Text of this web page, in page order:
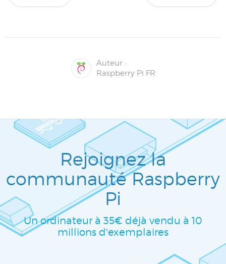
Auteur :
Raspberry Pi FR
Rejoignez la
communauté Raspberry
Pi
Un ordinateur à 35€ déjà vendu à 10
millions d'exemplaires